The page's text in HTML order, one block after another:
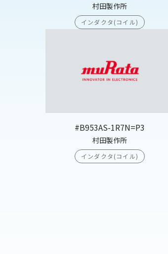
村田製作所
インダクタ(コイル)
#B953AS-1R7N=P3
村田製作所
インダクタ(コイル)